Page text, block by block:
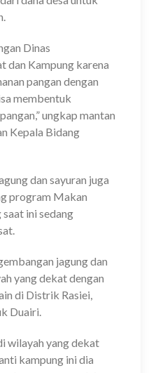
Dinas
dan Kampung karena
pangan dengan
membentuk
ungkap mantan
Kepala Bidang
dan sayuran juga
program Makan
ini sedang
jagung dan
yang dekat dengan
di Distrik Rasiei,
Duairi.
wilayah yang dekat
kampung ini dia